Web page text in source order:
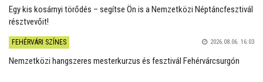
Egy kis kosárnyi törődés – segítse Ön is a Nemzetközi Néptáncfesztivál
résztvevőit!
FEHÉRVÁRI SZÍNES 2026.08.06. 16:03
Nemzetközi hangszeres mesterkurzus és fesztivál Fehérvárcsurgón